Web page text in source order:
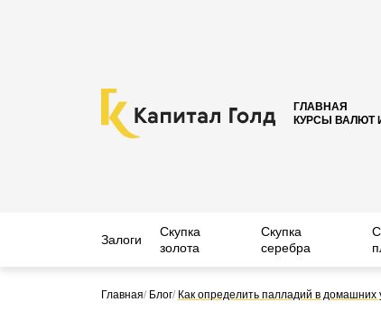
ГЛАВНАЯ
КУРСЫ ВАЛЮТ
Залоги
Скупка
золота
Скупка
серебра
Главная/ Блог/ Как определить палладий в домашних